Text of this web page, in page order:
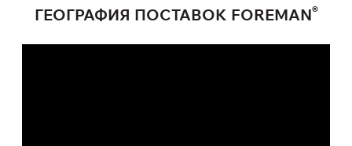
ГЕОГРАФИЯ ПОСТАВОК FOREMAN®